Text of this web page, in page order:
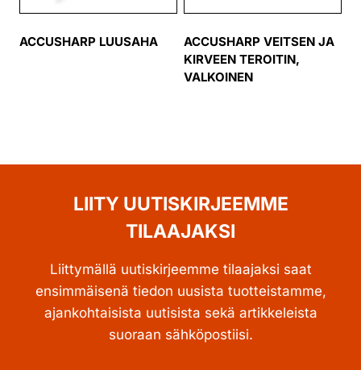
ACCUSHARP LUUSAHA
ACCUSHARP VEITSEN JA
KIRVEEN TEROITIN,
VALKOINEN
LIITY UUTISKIRJEEMME
TILAAJAKSI
Liittymällä uutiskirjeemme tilaajaksi saat
ensimmäisenä tiedon uusista tuotteistamme,
ajankohtaisista uutisista sekä artikkeleista
suoraan sähköpostiisi.